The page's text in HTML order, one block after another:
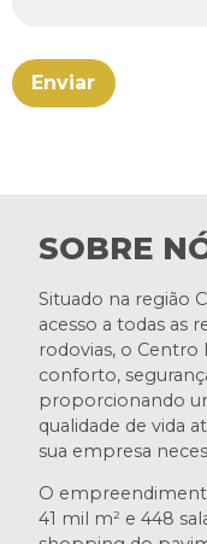
SOBRE
Situado na região
acesso a todas as
rodovias, o Centro
conforto,
proporcionando
qualidade de vida
sua empresa
O
41 mil m² e 448